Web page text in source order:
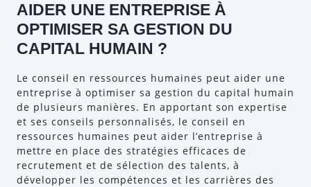
AIDER UNE ENTREPRISE À
OPTIMISER SA GESTION DU
CAPITAL HUMAIN ?
Le conseil en ressources humaines peut aider une
entreprise à optimiser sa gestion du capital humain
de plusieurs manières. En apportant son expertise
et ses conseils personnalisés, le conseil en
ressources humaines peut aider l’entreprise à
mettre en place des stratégies efficaces de
recrutement et de sélection des talents, à
développer les compétences et les carrières des